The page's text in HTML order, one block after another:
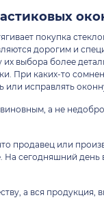
покупка
дорогим и
выбора более
При каких-то
или исправлять
а не
продавец или
На сегодняшний день
а вся продукция,